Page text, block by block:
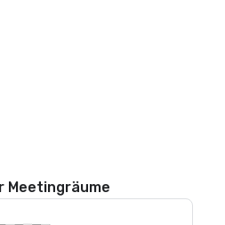
Meetingräume